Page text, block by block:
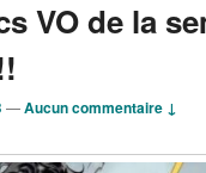
VO de la
—Aucun commentaire ↓